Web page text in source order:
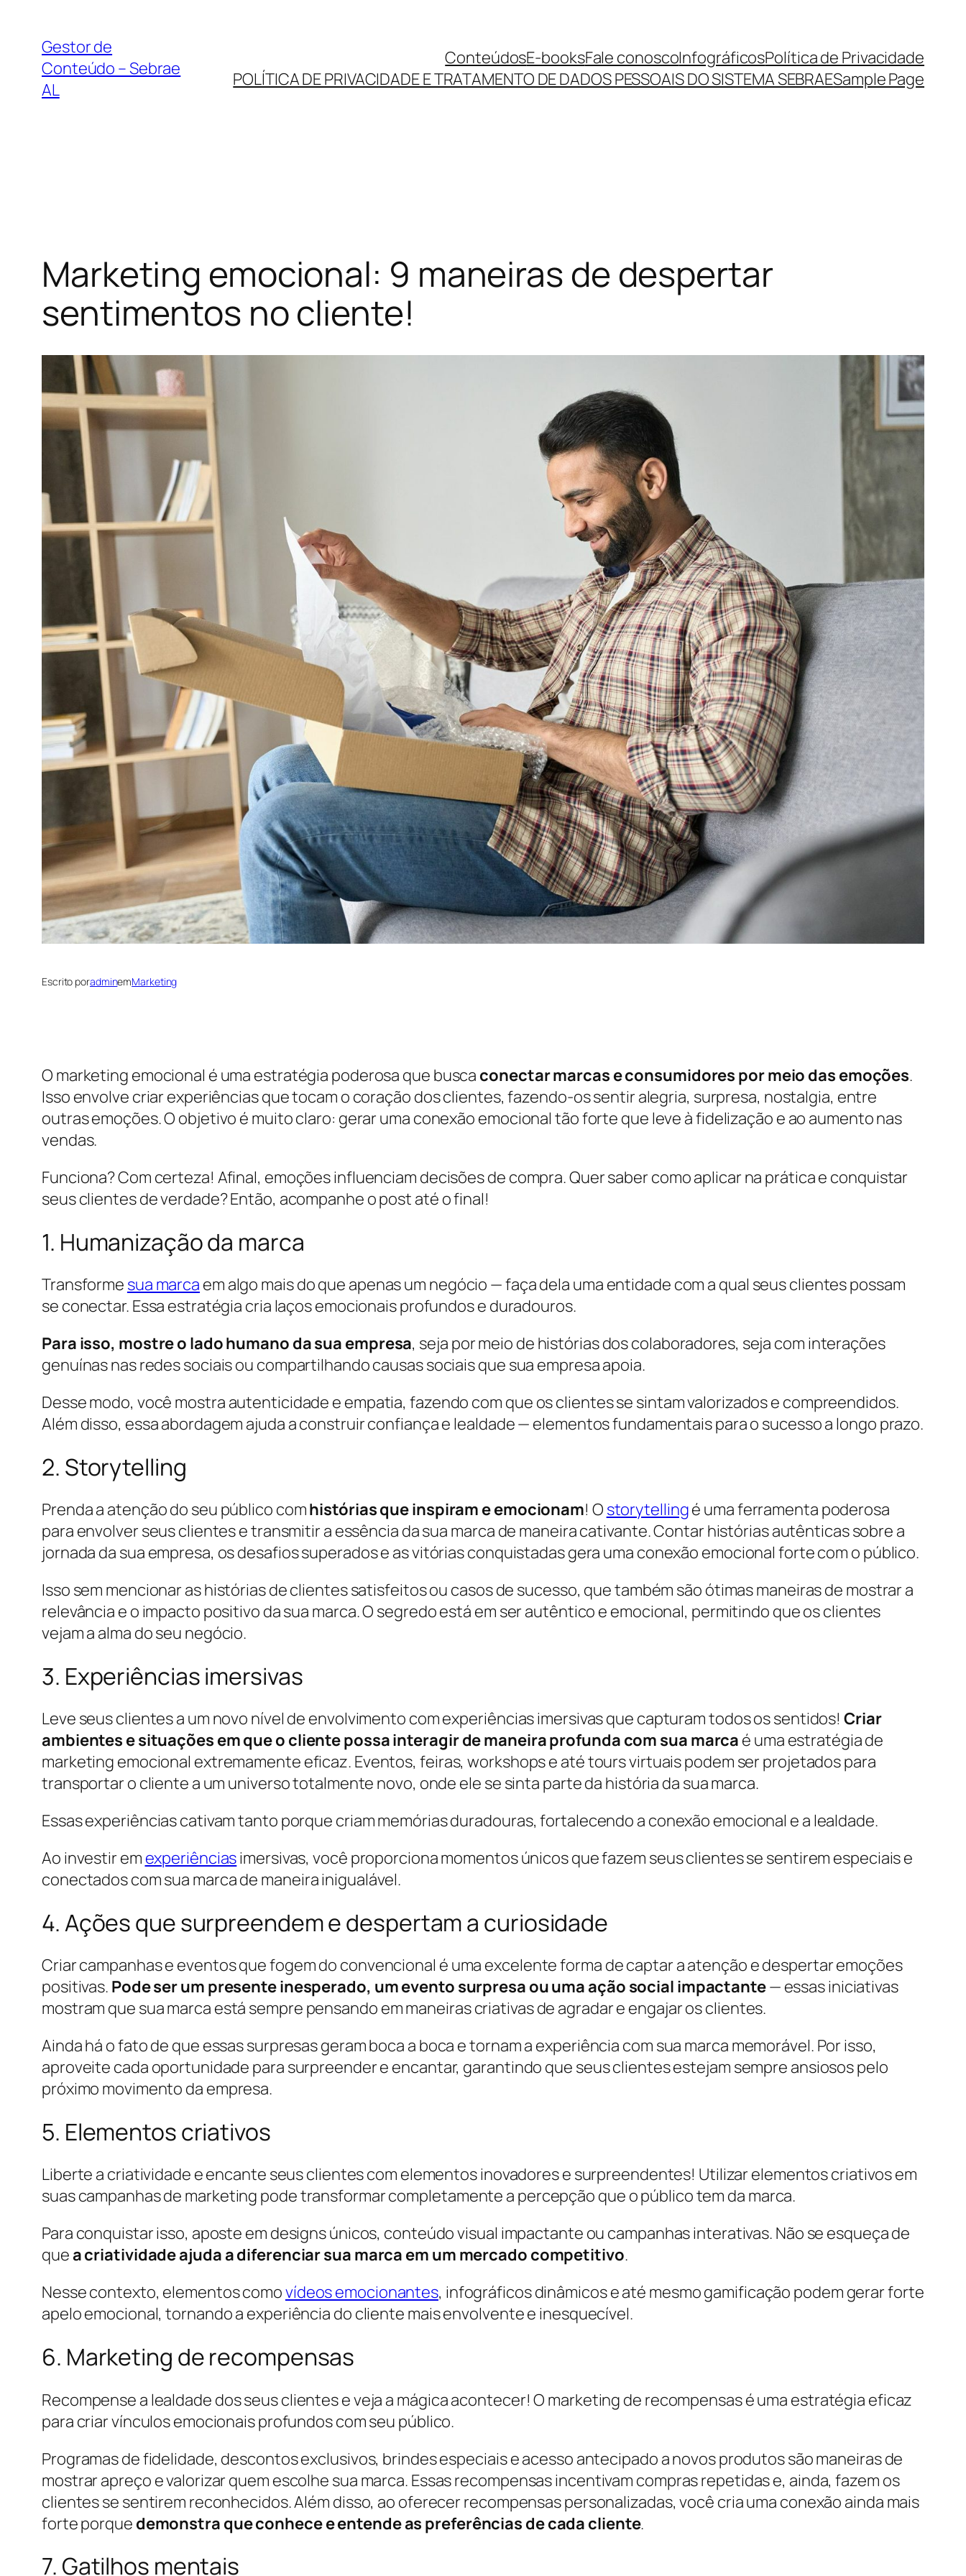
conteúdo
Gestor de
Conteúdo – Sebrae
AL
ConteúdosE-booksFale conoscoInfográficosPolítica de Privacidade
POLÍTICA DE PRIVACIDADE E TRATAMENTO DE DADOS PESSOAIS DO SISTEMA SEBRAESample Page
Marketing emocional: 9 maneiras de despertar
sentimentos no cliente!
Escrito poradminemMarketing
O marketing emocional é uma estratégia poderosa que busca conectar marcas e consumidores por meio das emoções.
Isso envolve criar experiências que tocam o coração dos clientes, fazendo-os sentir alegria, surpresa, nostalgia, entre
outras emoções. O objetivo é muito claro: gerar uma conexão emocional tão forte que leve à fidelização e ao aumento nas
vendas.
Funciona? Com certeza! Afinal, emoções influenciam decisões de compra. Quer saber como aplicar na prática e conquistar
seus clientes de verdade? Então, acompanhe o post até o final!
1. Humanização da marca
Transforme sua marca em algo mais do que apenas um negócio — faça dela uma entidade com a qual seus clientes possam
se conectar. Essa estratégia cria laços emocionais profundos e duradouros.
Para isso, mostre o lado humano da sua empresa, seja por meio de histórias dos colaboradores, seja com interações
genuínas nas redes sociais ou compartilhando causas sociais que sua empresa apoia.
Desse modo, você mostra autenticidade e empatia, fazendo com que os clientes se sintam valorizados e compreendidos.
Além disso, essa abordagem ajuda a construir confiança e lealdade — elementos fundamentais para o sucesso a longo prazo.
2. Storytelling
Prenda a atenção do seu público comhistórias que inspiram e emocionam! O storytellingé uma ferramenta poderosa
para envolver seus clientes e transmitir a essência da sua marca de maneira cativante. Contar histórias autênticas sobre a
jornada da sua empresa, os desafios superados e as vitórias conquistadas gera uma conexão emocional forte com o público.
Isso sem mencionar as histórias de clientes satisfeitos ou casos de sucesso, que também são ótimas maneiras de mostrar a
relevância e o impacto positivo da sua marca. O segredo está em ser autêntico e emocional, permitindo que os clientes
vejam a alma do seu negócio.
3. Experiências imersivas
Leve seus clientes a um novo nível de envolvimento com experiências imersivas que capturam todos os sentidos! Criar
ambientes e situações em que o cliente possa interagir de maneira profunda com sua marca é uma estratégia de
marketing emocional extremamente eficaz. Eventos, feiras, workshops e até tours virtuais podem ser projetados para
transportar o cliente a um universo totalmente novo, onde ele se sinta parte da história da sua marca.
Essas experiências cativam tanto porque criam memórias duradouras, fortalecendo a conexão emocional e a lealdade.
Ao investir em experiênciasimersivas, você proporciona momentos únicos que fazem seus clientes se sentirem especiais e
conectados com sua marca de maneira inigualável.
4. Ações que surpreendem e despertam a curiosidade
Criar campanhas e eventos que fogem do convencional é uma excelente forma de captar a atenção e despertar emoções
positivas. Pode ser um presente inesperado, um evento surpresa ou uma ação social impactante— essas iniciativas
mostram que sua marca está sempre pensando em maneiras criativas de agradar e engajar os clientes.
Ainda há o fato de que essas surpresas geram boca a boca e tornam a experiência com sua marca memorável. Por isso,
aproveite cada oportunidade para surpreender e encantar, garantindo que seus clientes estejam sempre ansiosos pelo
próximo movimento da empresa.
5. Elementos criativos
Liberte a criatividade e encante seus clientes com elementos inovadores e surpreendentes! Utilizar elementos criativos em
suas campanhas de marketing pode transformar completamente a percepção que o público tem da marca.
Para conquistar isso, aposte em designs únicos, conteúdo visual impactante ou campanhas interativas. Não se esqueça de
quea criatividade ajuda a diferenciar sua marca em um mercado competitivo.
Nesse contexto, elementos comovídeos emocionantes, infográficos dinâmicos e até mesmo gamificação podem gerar forte
apelo emocional, tornando a experiência do cliente mais envolvente e inesquecível.
6. Marketing de recompensas
Recompense a lealdade dos seus clientes e veja a mágica acontecer! O marketing de recompensas é uma estratégia eficaz
para criar vínculos emocionais profundos com seu público.
Programas de fidelidade, descontos exclusivos, brindes especiais e acesso antecipado a novos produtos são maneiras de
mostrar apreço e valorizar quem escolhe sua marca. Essas recompensas incentivam compras repetidas e, ainda, fazem os
clientes se sentirem reconhecidos. Além disso, ao oferecer recompensas personalizadas, você cria uma conexão ainda mais
forte porque demonstra que conhece e entende as preferências de cada cliente.
7. Gatilhos mentais